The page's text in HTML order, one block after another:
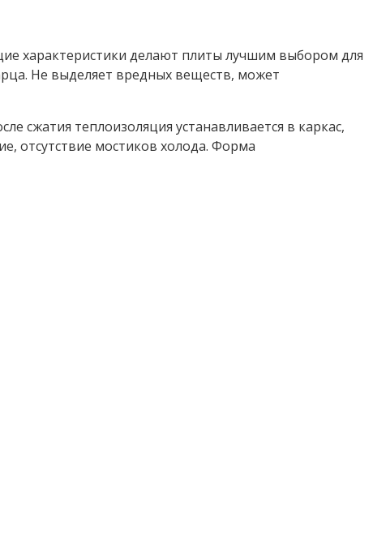
характеристики делают плиты лучшим выбором для
Не выделяет вредных веществ, может
сжатия теплоизоляция устанавливается в каркас,
отсутствие мостиков холода. Форма